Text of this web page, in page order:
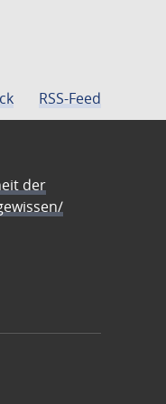
RSS-Feed
der